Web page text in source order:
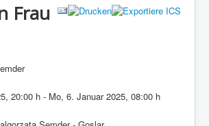
Frau
, 20:00 h - Mo, 6. Januar 2025, 08:00 h